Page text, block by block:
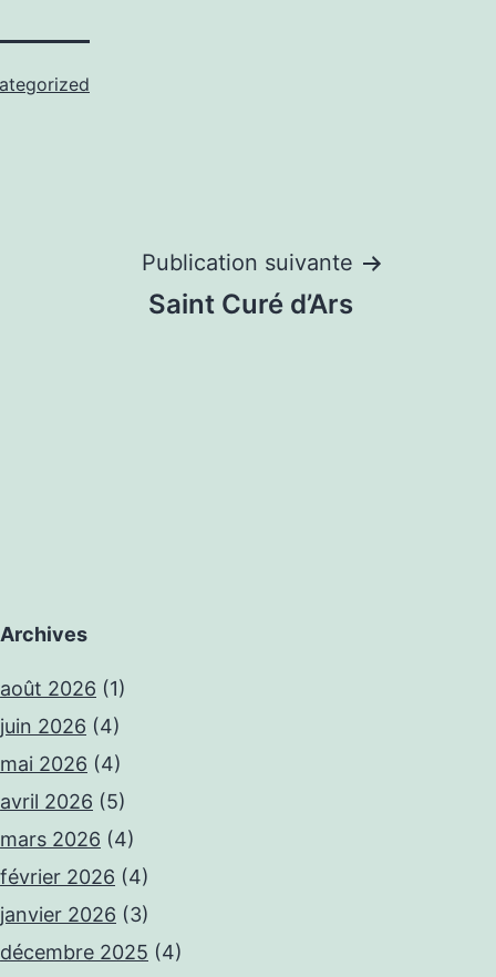
Publication suivante
Saint Curé d’Ars
Archives
août 2026 (1)
juin 2026 (4)
mai 2026 (4)
avril 2026 (5)
mars 2026 (4)
février 2026 (4)
janvier 2026 (3)
décembre 2025 (4)